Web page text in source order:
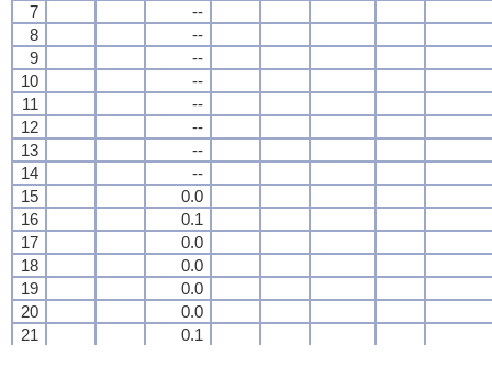
7
--
8
--
9
--
10
--
11
--
12
--
13
--
14
--
15
0.0
16
0.1
17
0.0
18
0.0
19
0.0
20
0.0
21
0.1
7
--
8
--
9
--
10
--
11
--
12
--
13
--
14
--
15
0.0
16
0.1
17
0.0
18
0.0
19
0.0
20
0.0
21
0.1
7
--
8
--
9
--
10
--
11
--
12
--
13
--
14
--
15
0.0
16
0.1
17
0.0
18
0.0
19
0.0
20
0.0
21
0.1
7
--
8
--
9
--
10
--
11
--
12
--
13
--
14
--
15
0.0
16
0.1
17
0.0
18
0.0
19
0.0
20
0.0
21
0.1